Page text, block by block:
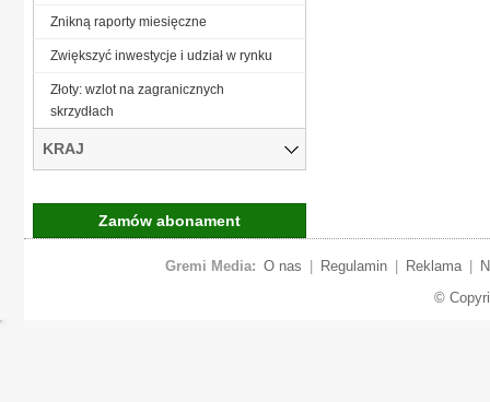
Znikną raporty miesięczne
Zwiększyć inwestycje i udział w rynku
Złoty: wzlot na zagranicznych
skrzydłach
KRAJ
Zamów abonament
Gremi Media: O nas Regulamin Reklama
©